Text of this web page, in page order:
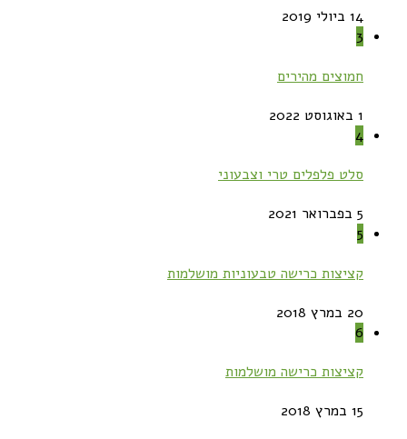
14 ביולי 2019
3
חמוצים מהירים
1 באוגוסט 2022
4
סלט פלפלים טרי וצבעוני
5 בפברואר 2021
5
קציצות כרישה טבעוניות מושלמות
20 במרץ 2018
6
קציצות כרישה מושלמות
15 במרץ 2018